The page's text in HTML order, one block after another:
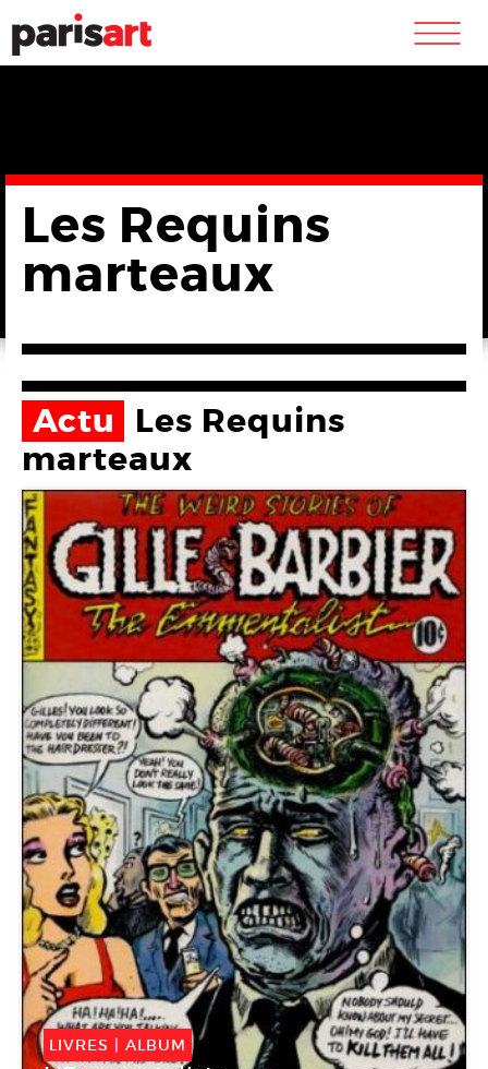
m
Les Requins
marteaux
Actu
Les Requins
marteaux
LIVRES | ALBUM